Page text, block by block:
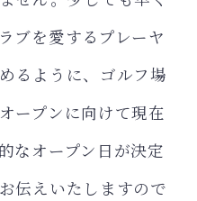
ブを愛するプレーヤ
るように、ゴルフ場
ープンに向けて現在
なオープン日が決定
伝えいたしますので